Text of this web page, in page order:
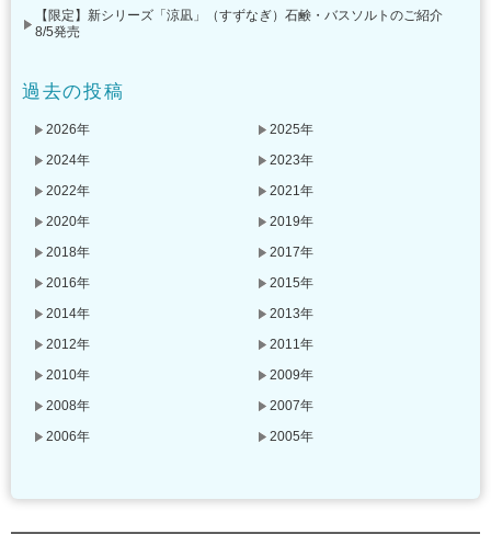
【限定】新シリーズ「涼凪」（すずなぎ）石鹸・バスソルトのご紹介
8/5発売
過去の投稿
2026年
2025年
2024年
2023年
2022年
2021年
2020年
2019年
2018年
2017年
2016年
2015年
2014年
2013年
2012年
2011年
2010年
2009年
2008年
2007年
2006年
2005年